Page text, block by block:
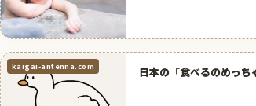
kaigai-antenna.com 日本の「食べるのめっち